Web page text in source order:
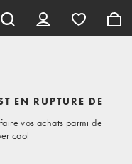
EN RUPTURE DE
vos achats parmi de
cool